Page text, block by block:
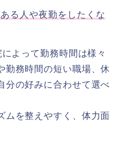
る人や夜勤をしたくな
よって勤務時間は様々
勤務時間の短い職場、休
分の好みに合わせて選べ
ムを整えやすく、体力面